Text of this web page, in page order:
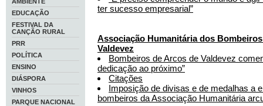
EDUCAÇÃO
FESTIVAL DA
CANÇÃO RURAL
PRR
POLÍTICA
ENSINO
DIÁSPORA
VINHOS
PARQUE NACIONAL
ter sucesso empresarial”
Associação Humanitária dos
Valdevez
Bombeiros de Arcos de Valdevez
dedicação ao próximo”
Citações
Imposição de divisas e de medalhas a
bombeiros da Associação Humanitária